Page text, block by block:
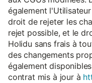
également
droit de rejeter les
rejet possible, et le
Holidu sans frais à
des changements
également
contrat mis à jour à